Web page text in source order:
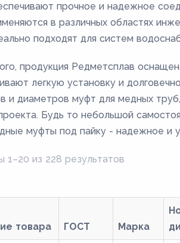
прочное и надежное
в различных областях
подходят для систем
продукция Редметсплав
легкую установку и
и диаметров муфт для медных
Будь то небольшой
муфты под пайку - надежное и
1–20 из 228 результатов
товара ГОСТ Марка